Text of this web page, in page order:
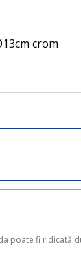
crom
poate fi ridicată